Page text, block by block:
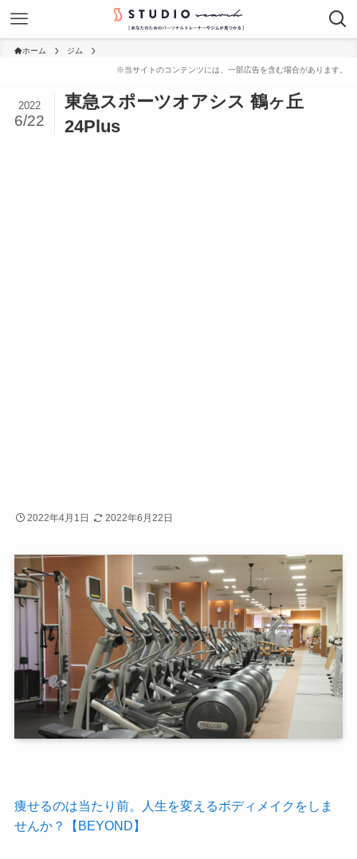
ホーム ジム
東急スポーツオアシス 鶴ヶ丘
24Plus
2022
6/22
2022年4月1日 2022年6月22日
痩せるのは当たり前。人生を変えるボディメイクをしま
せんか？【BEYOND】